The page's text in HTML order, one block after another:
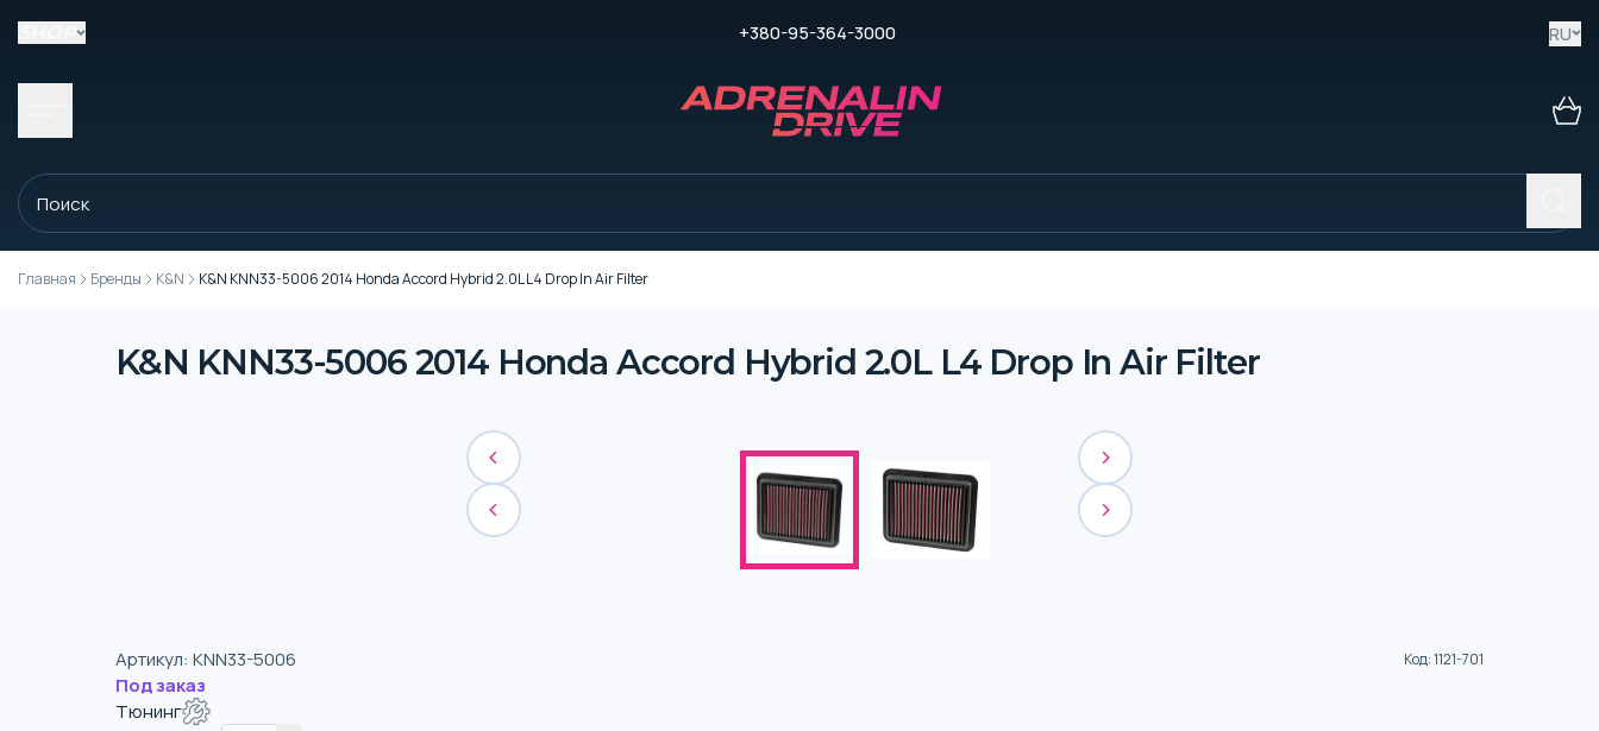
+380-95-364-3000 RU
Главная Бренды K&N K&N KNN33-5006 2014 Honda Accord Hybrid 2.0L L4 Drop In Air Filter
K&N KNN33-5006 2014 Honda Accord Hybrid 2.0L L4 Drop In Air Filter
Артикул: KNN33-5006 Код:1121-701
Под заказ
Тюнинг